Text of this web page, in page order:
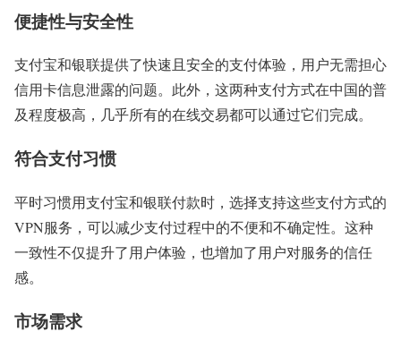
便捷性与安全性
支付宝和银联提供了快速且安全的支付体验，用户无需担心
信用卡信息泄露的问题。此外，这两种支付方式在中国的普
及程度极高，几乎所有的在线交易都可以通过它们完成。
符合支付习惯
平时习惯用支付宝和银联付款时，选择支持这些支付方式的
VPN服务，可以减少支付过程中的不便和不确定性。这种
一致性不仅提升了用户体验，也增加了用户对服务的信任
感。
市场需求